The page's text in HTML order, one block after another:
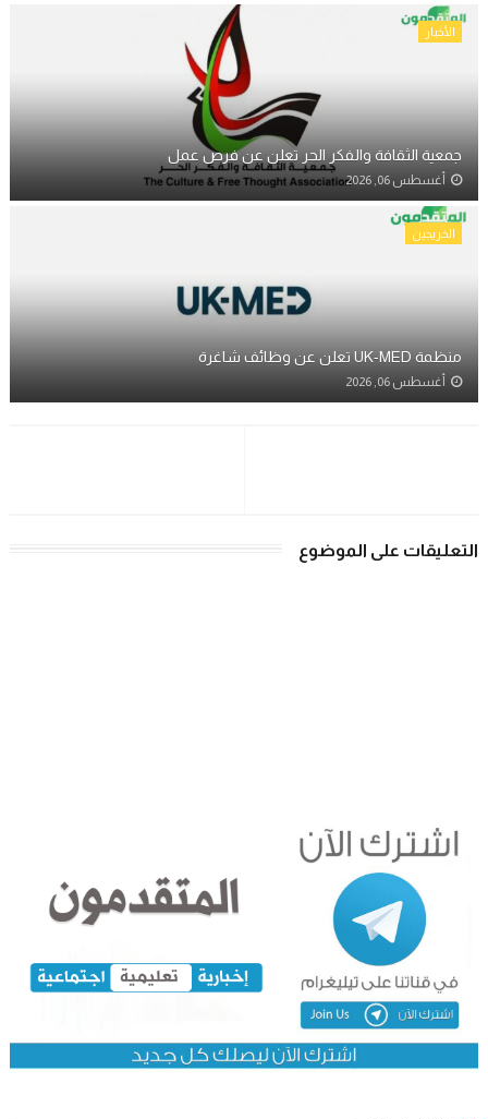
الأخبار
جمعية الثقافة والفكر الحر تعلن عن فرص عمل
أغسطس 06, 2026
الخريجين
منظمة UK-MED تعلن عن وظائف شاغرة
أغسطس 06, 2026
التعليقات على الموضوع